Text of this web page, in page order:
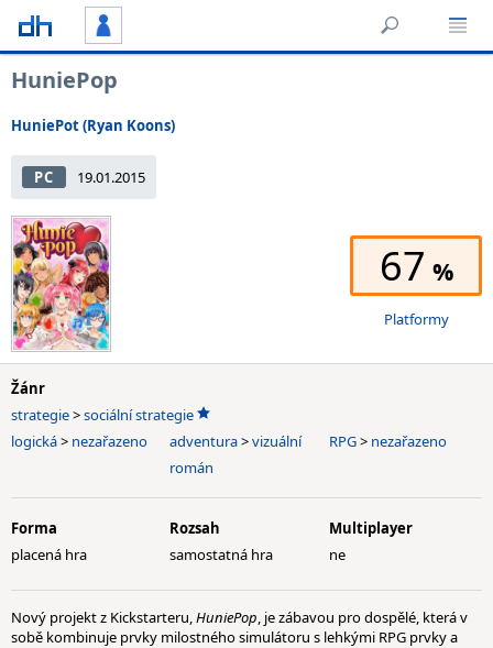
HuniePop
HuniePot (Ryan Koons)
PC 19.01.2015
67
Platformy
Žánr
strategie>sociální strategie
logická> nezařazeno adventura>vizuální
román
RPG> nezařazeno
Forma
placená hra
Rozsah
samostatná hra
Multiplayer
ne
Nový projekt z Kickstarteru,HuniePop, je zábavou pro dospělé, která v
sobě kombinuje prvky milostného simulátoru s lehkými RPG prvky a